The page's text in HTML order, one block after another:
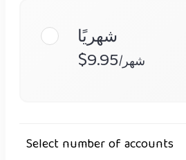
شهريًا
$9.95 /شهر
Select number of accounts